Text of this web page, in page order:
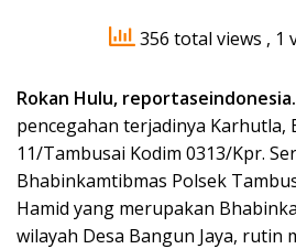
356 total views , 1
Rokan Hulu,
pencegahan terjadinya Karhutla,
11/Tambusai Kodim 0313/Kpr.
Bhabinkamtibmas Polsek
Hamid yang merupakan
wilayah Desa Bangun Jaya, rutin